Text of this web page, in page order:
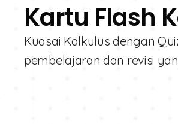
Kartu Flash
Kuasai Kalkulus dengan
pembelajaran dan revisi